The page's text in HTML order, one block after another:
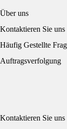
Über uns
Kontaktieren Sie uns
Häufig Gestellte
Auftragsverfolgung
Kontaktieren Sie uns